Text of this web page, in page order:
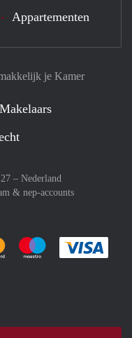
je Kamer
– Nederland
& nep-accounts
gemakkelijk af met Paypal
Je rekent gemakkelijk af met
Je rekent
Appartementen